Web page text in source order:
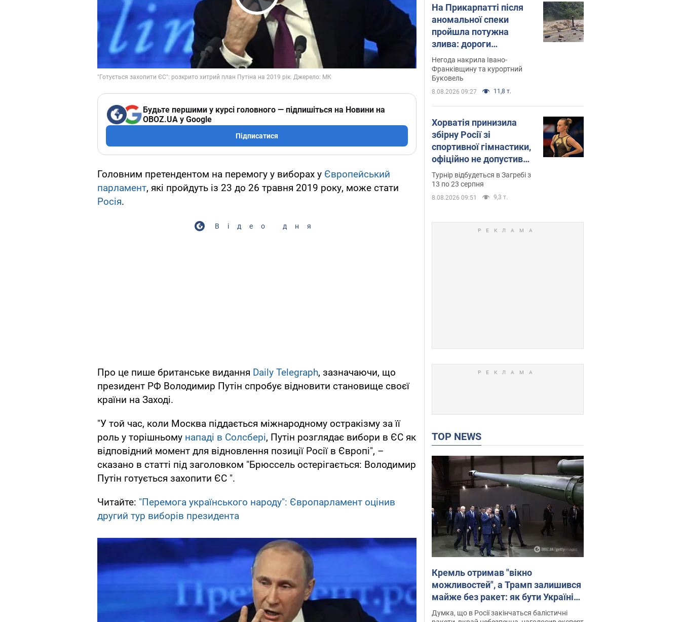
Play Video
Будьте першими у курсі головного — підпишіться на Новини на
OBOZ.UA у Google
Підписатися
Головним претендентом на перемогу у виборах у Європейський
парламент, які пройдуть із 23 до 26 травня 2019 року, може стати
Росія.
Відео дня
Про це пише британське видання Daily Telegraph, зазначаючи, що
президент РФ Володимир Путін спробує відновити становище своєї
країни на Заході.
"У той час, коли Москва піддається міжнародному остракізму за її
роль у торішньому нападі в Солсбері, Путін розглядає вибори в ЄС як
відповідний момент для відновлення позиції Росії в Європі", –
сказано в статті під заголовком "Брюссель остерігається: Володимир
Путін готується захопити ЄС ".
Читайте: "Перемога українського народу": Європарламент оцінив
другий тур виборів президента
На Прикарпатті після
аномальної спеки
пройшла потужна
злива: дороги
перетворились на
річки. Відео
Негода накрила Івано-
Франківщину та курортний
Буковель
8.08.2026 09:27 11,8 т.
Хорватія принизила
збірну Росії зі
спортивної гімнастики,
офіційно не допустивши
до чемпіонату Європи
основних спортсменів
Турнір відбудеться в Загребі з
13 по 23 серпня
8.08.2026 09:51 9,3 т.
TOP NEWS
Кремль отримав "вікно
можливостей", а Трамп залишився
майже без ракет: як бути Україні?
Інтерв’ю з Мельником
Думка, що в Росії закінчаться балістичні